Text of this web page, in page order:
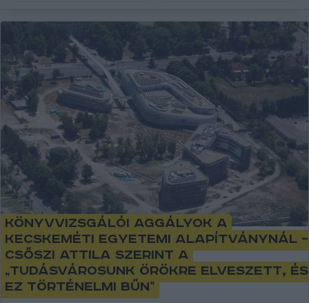
Könyvvizsgálói aggályok a
kecskeméti egyetemi alapítványnál –
Csőszi Attila szerint a
„tudásvárosunk örökre elveszett, és
ez történelmi bűn”